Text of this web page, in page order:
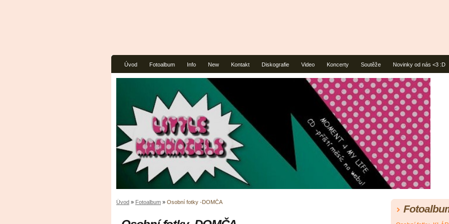
Úvod Fotoalbum Info New Kontakt Diskografie Video Koncerty Soutěže Novinky od nás <3 :D
Úvod » Fotoalbum » Osobní fotky -DOMČA